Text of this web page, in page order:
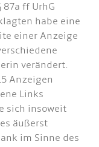
ff UrhG
habe eine
einer Anzeige
verändert.
Anzeigen
Links
sich insoweit
äußerst
im Sinne des